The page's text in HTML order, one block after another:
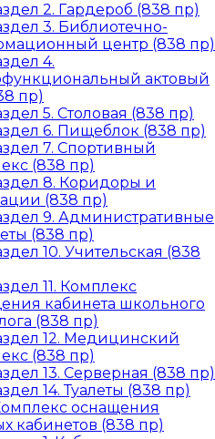
2. Гардероб (838 пр)
3. Библиотечно-
центр (838 пр)
4.
актовый
пр)
5. Столовая (838 пр)
6. Пищеблок (838 пр)
7. Спортивный
(838 пр)
8. Коридоры и
(838 пр)
9. Административные
(838 пр)
10. Учительская (838
11. Комплекс
кабинета школьного
(838 пр)
12. Медицинский
(838 пр)
13. Серверная (838 пр)
14. Туалеты (838 пр)
оснащения
кабинетов (838 пр)